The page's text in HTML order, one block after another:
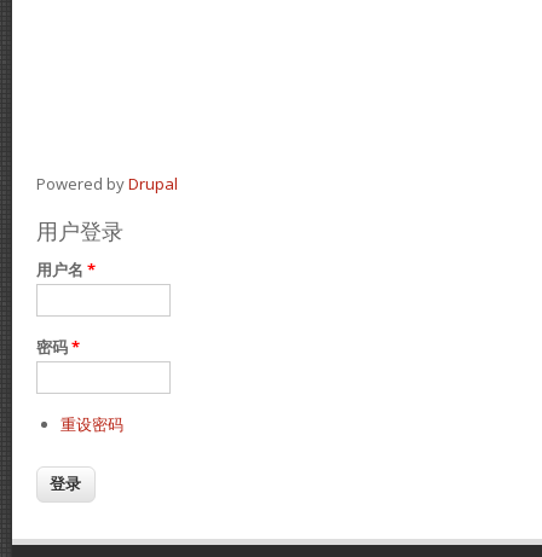
Powered byDrupal
用户登录
用户名 *
密码*
重设密码